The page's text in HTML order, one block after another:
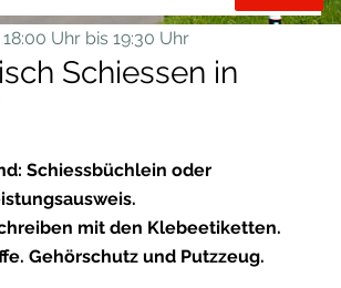
Schiessen in
18:00 Uhr bis 19:30 Uhr
Schiessbüchlein oder
mit den Klebeetiketten.
Gehörschutz und Putzzeug.